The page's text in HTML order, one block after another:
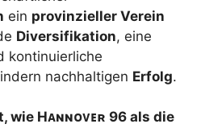
ein provinzieller Verein
Diversifikation, eine
kontinuierliche
nachhaltigen Erfolg.
wie Hᴀɴɴᴏᴠᴇʀ 96 als die